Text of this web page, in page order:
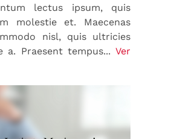
lectus ipsum, quis
molestie et. Maecenas
nisl, quis ultricies
a. Praesent tempus... Ver